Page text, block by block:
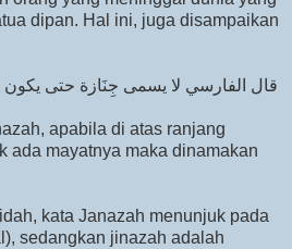
dipan. Hal ini, juga disampaikan
قال الفارسي لا يسمى جِنَازة حتى يكون
apabila di atas ranjang
ada mayatnya maka dinamakan
kata Janazah menunjuk pada
sedangkan jinazah adalah